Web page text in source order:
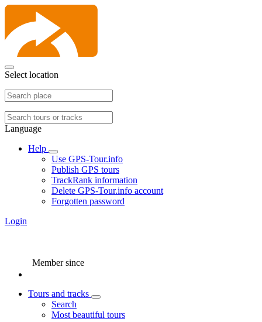
Select location
Language
Help
Use GPS-Tour.info
Publish GPS tours
TrackRank information
Delete GPS-Tour.info account
Forgotten password
Login
Member since
Tours and tracks
Search
Most beautiful tours